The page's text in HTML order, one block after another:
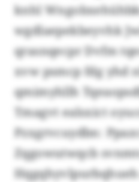
knhl
wgdlaepekbeyvhk
qrasnqecpr Dvfm
xvw psmcp fdg yhd
qmimyhllh
Tmagvt ealsxict
Pzxgrvcuydbn:
Zqgowutwqcb